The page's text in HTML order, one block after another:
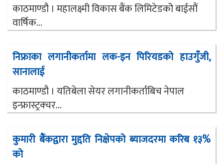
काठमाण्डौ । महालक्ष्मी विकास बैंक लिमिटेडकोे बाईसौं
वार्षिक...
निफ्राका लगानीकर्तामा लक-इन पिरियडको हाउगुँजी,
सानालाई
काठमाण्डौ । यतिबेला सेयर लगानीकर्ताबिच नेपाल
इन्फ्रास्ट्रक्चर...
कुमारी बैंकद्वारा मुद्दति निक्षेपको ब्याजदरमा करिब १३%
को